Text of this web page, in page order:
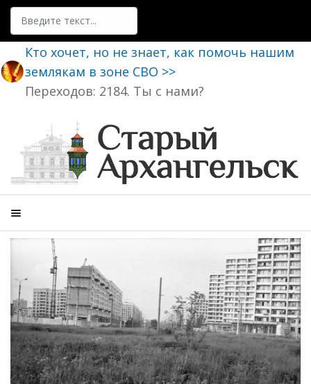
Поиск
Кто хочет, но не знает, как помочь нашим
землякам в зоне СВО >>
Переходов: 2184. Ты с нами?